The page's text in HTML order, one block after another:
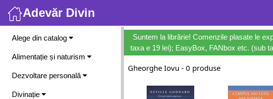
Adevăr Divin
Meniu
Alege din catalog
Alimentație și naturism
Dezvoltare personală
Divinație
Suntem la librărie! Comenzile plasate le
taxa e 19 lei); EasyBox, FANbox etc. (sub
Gheorghe Iovu - 0 produse